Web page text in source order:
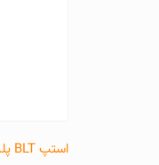
استپ BLT پله برقی